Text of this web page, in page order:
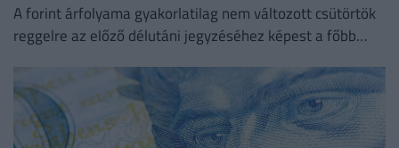
A forint árfolyama gyakorlatilag nem változott csütörtök
reggelre az előző délutáni jegyzéséhez képest a főbb